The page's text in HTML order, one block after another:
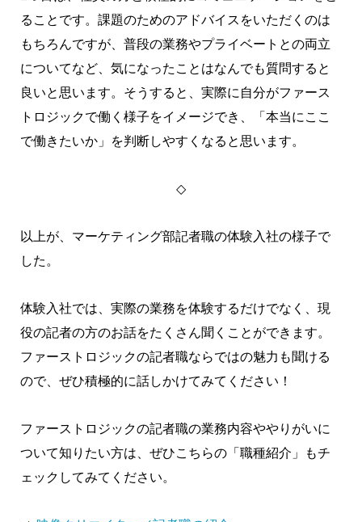
ることです。課題のためのアドバイスをいただくのは
もちろんですが、普段の業務やプライベートとの両立
についてなど、気になったことはなんでも質問すると
良いと思います。そうすると、実際に自分がファース
トロジックで働く様子をイメージでき、「本当にここ
で働きたいか」を判断しやすくなると思います。
◇
以上が、マーケティング部記者職の体験入社の様子で
した。
体験入社では、実際の業務を体験するだけでなく、現
役の記者の方のお話をたくさん聞くことができます。
ファーストロジックの記者職ならではの魅力も聞ける
ので、ぜひ積極的に話しかけてみてください！
ファーストロジックの記者職の業務内容ややりがいに
ついて知りたい方は、ぜひこちらの「職種紹介」もチ
ェックしてみてください。